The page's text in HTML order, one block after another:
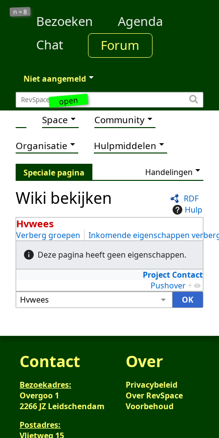
open
n =8
Bezoeken
Agenda
Chat
Forum
Niet aangemeld
Space Community
Organisatie Hulpmiddelen
Speciale pagina Handelingen
RDF
Hulp
Wiki bekijken
Hvwees
Verberg groepen
Inkomende eigenschappen
Deze pagina heeft geen eigenschappen.
Project Contact
Pushover +
Contact
Bezoekadres:
Overgoo 1
2266 JZ Leidschendam
Postadres:
Vlietweg 15
Over
Privacybeleid
Over RevSpace
Voorbehoud